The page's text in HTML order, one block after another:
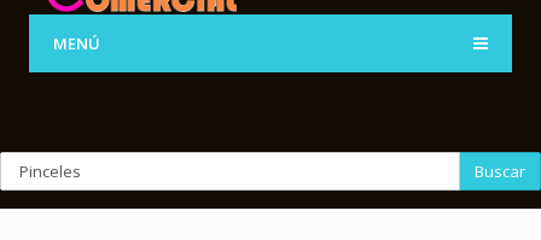
MENÚ
Buscar